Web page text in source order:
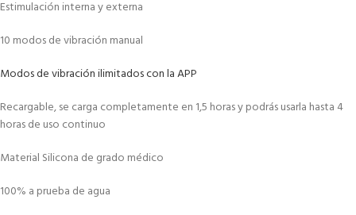
Estimulación interna y externa
10 modos de vibración manual
Modos de vibración ilimitados con la APP
Recargable, se carga completamente en 1,5 horas y podrás usarla hasta 4
horas de uso continuo
Material Silicona de grado médico
100% a prueba de agua